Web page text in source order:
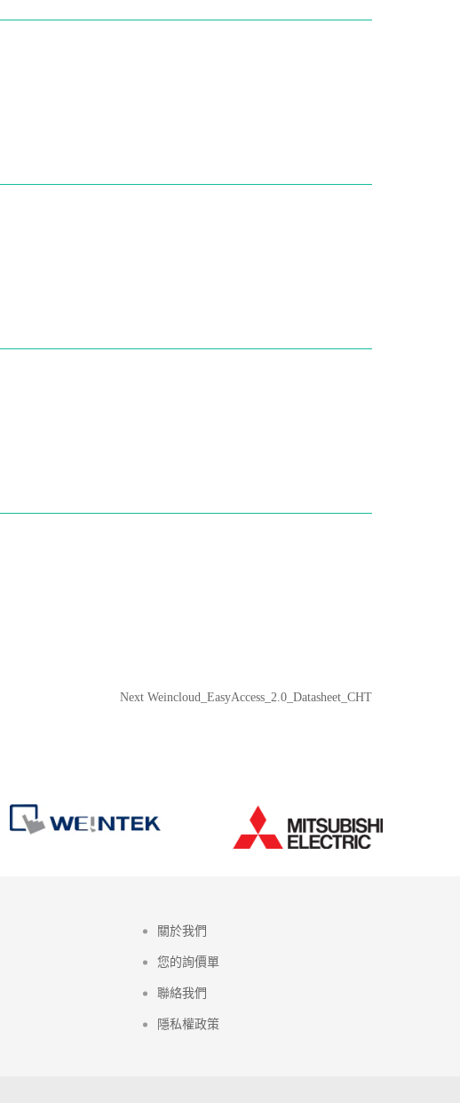
Next
Next Weincloud_EasyAccess_2.0_Datasheet_CHT
關於我們
您的詢價單
聯絡我們
隱私權政策